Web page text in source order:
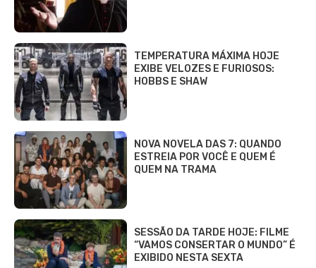
TEMPERATURA MÁXIMA HOJE
EXIBE VELOZES E FURIOSOS:
HOBBS E SHAW
NOVA NOVELA DAS 7: QUANDO
ESTREIA POR VOCÊ E QUEM É
QUEM NA TRAMA
SESSÃO DA TARDE HOJE: FILME
“VAMOS CONSERTAR O MUNDO” É
EXIBIDO NESTA SEXTA